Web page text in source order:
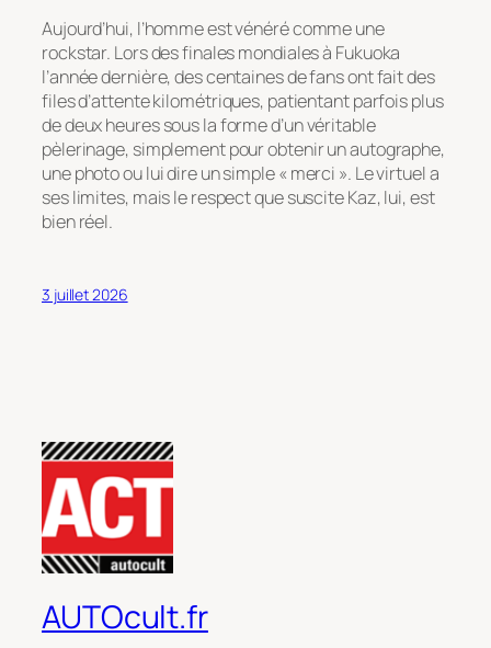
Aujourd’hui, l’homme est vénéré comme une
rockstar. Lors des finales mondiales à Fukuoka
l’année dernière, des centaines de fans ont fait des
files d’attente kilométriques, patientant parfois plus
de deux heures sous la forme d’un véritable
pèlerinage, simplement pour obtenir un autographe,
une photo ou lui dire un simple« merci ». Le virtuel a
ses limites, mais le respect que suscite Kaz, lui, est
bien réel.
3 juillet 2026
AUTOcult.fr